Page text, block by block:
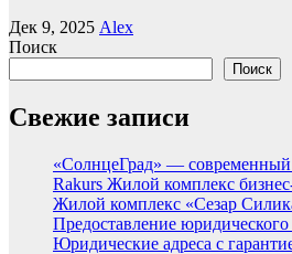
Дек 9, 2025 Alex
Поиск
Поиск
Свежие записи
«СолнцеГрад» — современный
Rakurs Жилой комплекс
Жилой комплекс «Сезар
Предоставление юридического
Юридические адреса с